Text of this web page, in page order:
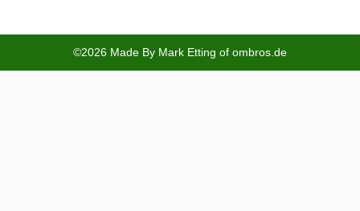
©2026 Made By Mark Etting of ombros.de